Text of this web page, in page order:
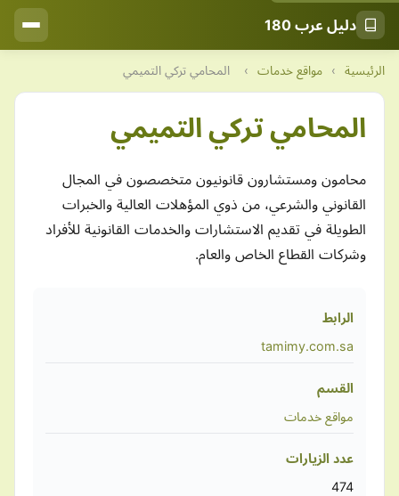
دليل عرب 180
الرئيسية › مواقع خدمات › المحامي تركي التميمي
المحامي تركي التميمي
محامون ومستشارون قانونيون متخصصون في المجال
القانوني والشرعي، من ذوي المؤهلات العالية والخبرات
الطويلة في تقديم الاستشارات والخدمات القانونية للأفراد
وشركات القطاع الخاص والعام.
الرابط
tamimy.com.sa
القسم
مواقع خدمات
عدد الزيارات
474